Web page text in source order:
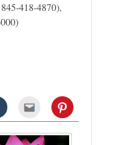
418-4870),